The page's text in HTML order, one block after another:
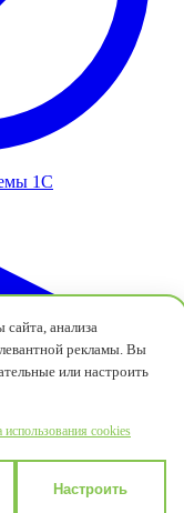
1С
анализа
рекламы. Вы
или настроить
cookies
Настроить